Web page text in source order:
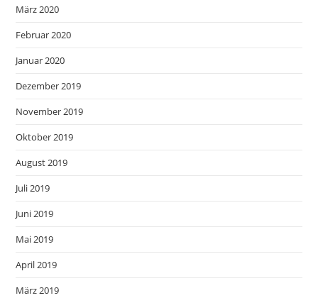
März 2020
Februar 2020
Januar 2020
Dezember 2019
November 2019
Oktober 2019
August 2019
Juli 2019
Juni 2019
Mai 2019
April 2019
März 2019